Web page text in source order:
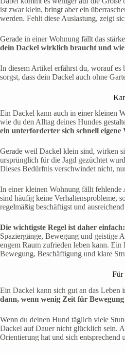
ist zwar klein, bringt aber ein
werden. Fehlt diese Auslastung, zeigt
Gerade in einer Wohnung fällt das
dein Dackel wirklich braucht und
In diesem Artikel erfährst du, worauf
sorgst, dass dein Dackel auch ohne
Ein Dackel kann auch in einer kleinen
wie du den Alltag deines Hundes
ein unterforderter sich schnell eigene
Gerade weil Dackel klein sind, wirken
ursprünglich für die Jagd gezüchtet
Dieses Bedürfnis verschwindet nicht,
In einer kleinen Wohnung fällt fehlende
sind häufig keine Verhaltensprobleme,
regelmäßig beschäftigst und
Die wichtigste Regel ist daher einfach:
Spaziergänge, Bewegung und geistige
engem Raum zufrieden leben kann.
Bewegung, Beschäftigung und klare
Für
Ein Dackel kann sich gut an das Leben
dann, wenn wenig Zeit für
Wenn du deinen Hund täglich viele
Dackel auf Dauer nicht glücklich sein.
Orientierung hat und sich entsprechend